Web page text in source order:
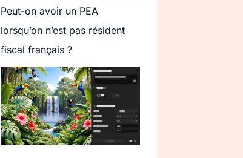
Peut-on avoir un PEA
lorsqu’on n’est pas résident
fiscal français ?